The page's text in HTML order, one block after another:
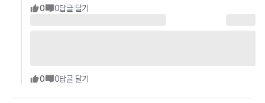
0 0답글 달기
0 0답글 달기